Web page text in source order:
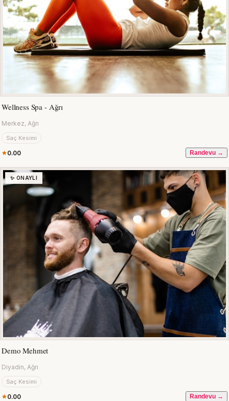
Wellness Spa - Ağrı
Merkez, Ağrı
Saç Kesimi
0.00 Randevu →
✨ ONAYLI
Demo Mehmet
Diyadin, Ağrı
Saç Kesimi
0.00 Randevu →